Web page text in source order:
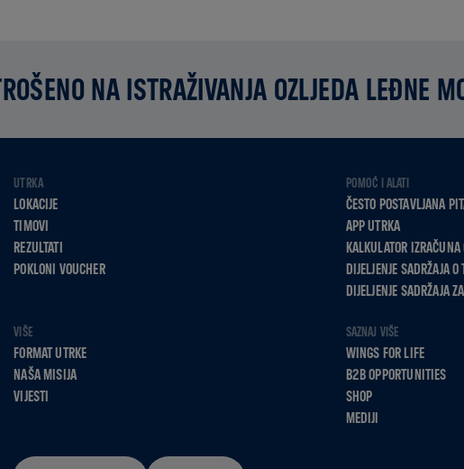
NA ISTRAŽIVANJA OZLJEDA LEĐNE
UTRKA
LOKACIJE
TIMOVI
REZULTATI
POKLONI VOUCHER
POMOĆ I ALATI
ČESTO POSTAVLJANA
APP UTRKA
KALKULATOR IZRAČUNA
DIJELJENJE SADRŽAJA
DIJELJENJE SADRŽAJA
VIŠE
FORMAT UTRKE
NAŠA MISIJA
VIJESTI
SAZNAJ VIŠE
WINGS FOR LIFE
B2B OPPORTUNITIES
SHOP
MEDIJI